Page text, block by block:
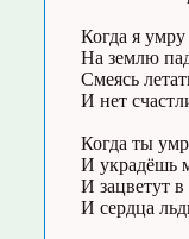
Когда я
На землю
Смеясь
И нет
Когда ты
И украдёшь
И зацветут
И сердца